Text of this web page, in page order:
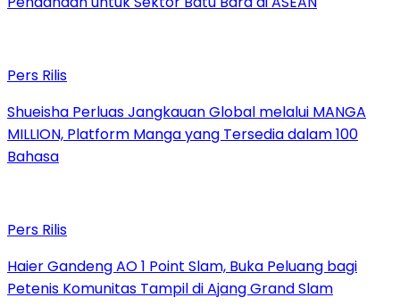
Pers Rilis
Shueisha Perluas Jangkauan Global melalui MANGA
MILLION, Platform Manga yang Tersedia dalam 100
Bahasa
Pers Rilis
Haier Gandeng AO 1 Point Slam, Buka Peluang bagi
Petenis Komunitas Tampil di Ajang Grand Slam